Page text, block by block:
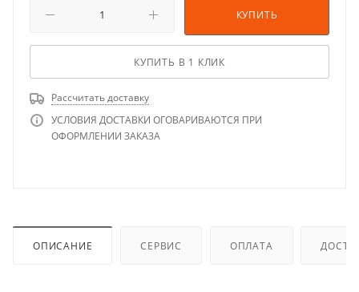
КУПИТЬ
КУПИТЬ В 1 КЛИК
Рассчитать доставку
УСЛОВИЯ ДОСТАВКИ ОГОВАРИВАЮТСЯ ПРИ
ОФОРМЛЕНИИ ЗАКАЗА
ОПИСАНИЕ СЕРВИС ОПЛАТА